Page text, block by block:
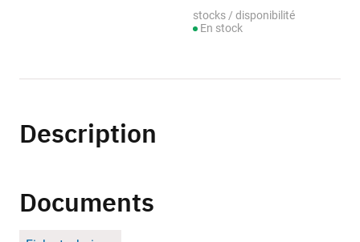
stocks / disponibilité
En stock
Description
Documents